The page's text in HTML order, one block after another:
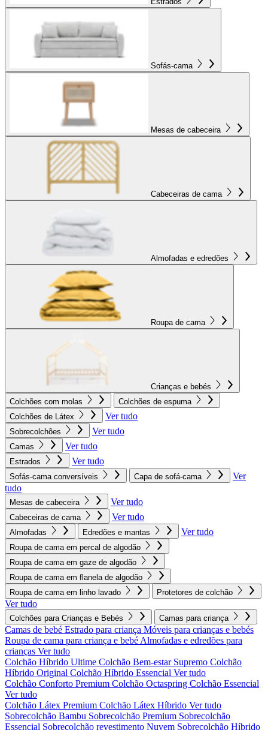
Sofás-cama
Mesas de cabeceira
Cabeceiras de cama
Almofadas e edredões
Roupa de cama
Crianças e bebés
Colchões com molas
Colchões de espuma
Colchões de Látex
Ver tudo
Sobrecolchões Ver tudo
Camas Ver tudo
Estrados Ver tudo
Sofás-cama conversíveis Capa de sofá-cama
Ver
tudo
Mesas de cabeceira Ver tudo
Cabeceiras de cama Ver tudo
Almofadas Edredões e mantas Ver tudo
Roupa de cama em percal de algodão
Roupa de cama em gaze de algodão
Roupa de cama em flanela de algodão
Roupa de cama em linho lavado
Protetores de colchão
Ver tudo
Colchões para Crianças e Bebés Camas para criança
Camas de bebé Estrado para criança Móveis para crianças e bebés
Roupa de cama para criança e bebé Almofadas e edredões para
crianças Ver tudo
Colchão Híbrido Ultime Colchão Bem-estar Supremo Colchão
Híbrido Original Colchão Híbrido Essencial Ver tudo
Colchão Conforto Premium Colchão Octaspring Colchão Essencial
Ver tudo
Colchão Látex Premium Colchão Látex Híbrido Ver tudo
Sobrecolchão Bambu Sobrecolchão Premium Sobrecolchão
Essencial Sobrecolchão revestimento Nuvem Sobrecolchão Híbrido